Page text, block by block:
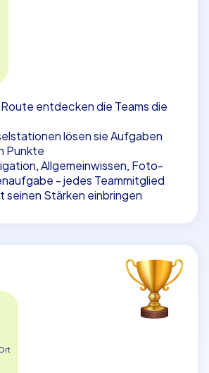
entdecken die Teams die
lösen sie Aufgaben
Punkte
Allgemeinwissen, Foto-
- jedes Teammitglied
seinen Stärken einbringen